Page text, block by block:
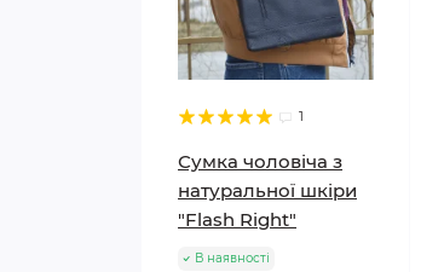
1
Сумка чоловіча з
натуральної шкіри
"Flash Right"
В наявності